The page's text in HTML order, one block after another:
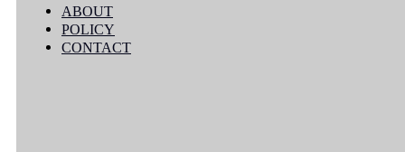
ABOUT
ABOUT
POLICY
CONTACT